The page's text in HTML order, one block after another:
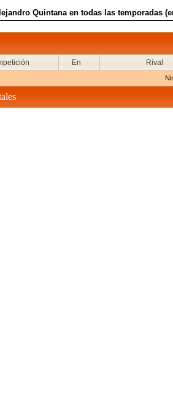
Quintana en todas las temporadas
En Rival